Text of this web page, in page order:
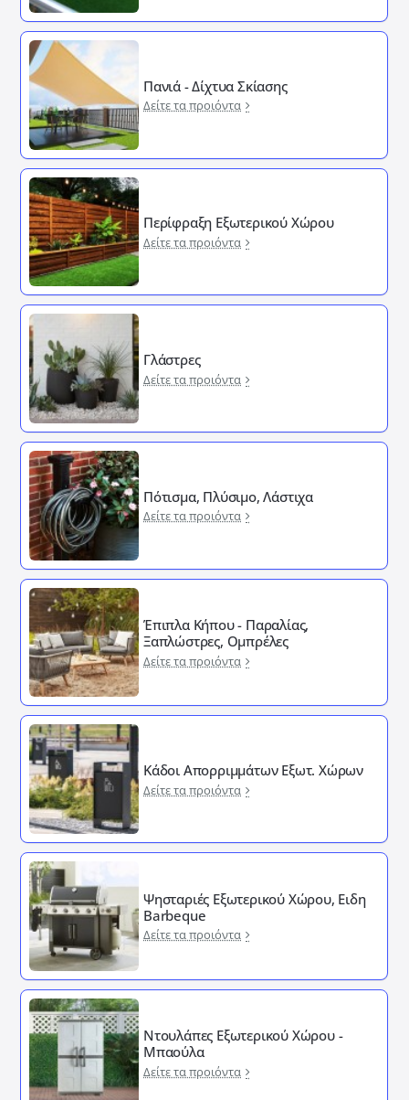
Πανιά - Δίχτυα Σκίασης
Δείτε τα προιόντα
Περίφραξη Εξωτερικού Χώρου
Δείτε τα προιόντα
Γλάστρες
Δείτε τα προιόντα
Πότισμα, Πλύσιμο, Λάστιχα
Δείτε τα προιόντα
Έπιπλα Κήπου - Παραλίας,
Ξαπλώστρες, Ομπρέλες
Δείτε τα προιόντα
Κάδοι Απορριμμάτων Εξωτ. Χώρων
Δείτε τα προιόντα
Ψησταριές Εξωτερικού Χώρου, Ειδη
Barbeque
Δείτε τα προιόντα
Ντουλάπες Εξωτερικού Χώρου -
Μπαούλα
Δείτε τα προιόντα